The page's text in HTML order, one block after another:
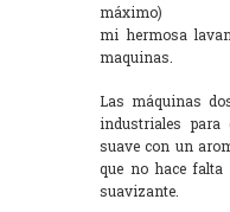
máximo)
mi hermosa
maquinas.
Las máquinas
industriales
suave con un
que no hace
suavizante.